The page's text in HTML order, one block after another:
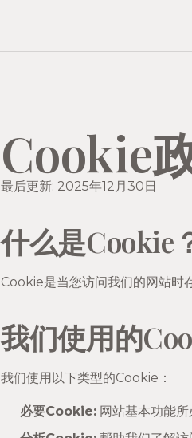
Cookie
最后更新: 2025年12月30日
什么是Cookie
Cookie是当您访问我们的网站时
我们使用的
我们使用以下类型的Cookie：
必要Cookie: 网站基本功能所